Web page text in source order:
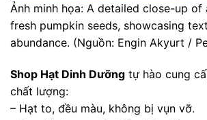
Ảnh minh họa: A detailed close-up of
fresh pumpkin seeds, showcasing
abundance. (Nguồn: Engin Akyurt /
Shop Hạt Dinh Dưỡng tự hào cung
chất lượng:
– Hạt to, đều màu, không bị vụn vỡ.